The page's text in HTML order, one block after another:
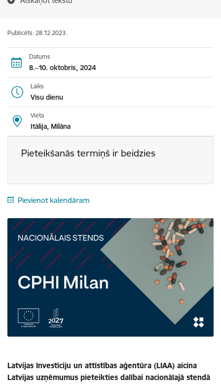
Publicēts: 28.12.2023.
Datums
8.–10. oktobris, 2024
Laiks
Visu dienu
Vieta
Itālija, Milāna
Pieteikšanās termiņš ir beidzies
Pievienot kalendāram
Latvijas Investīciju un attīstības aģentūra (LIAA) aicina
Latvijas uzņēmumus pieteikties dalībai nacionālajā stendā